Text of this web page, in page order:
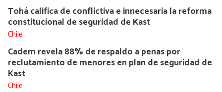
Tohá califica de conflictiva e innecesaria la reforma
constitucional de seguridad de Kast
Chile
Cadem revela 88% de respaldo a penas por
reclutamiento de menores en plan de seguridad de
Kast
Chile